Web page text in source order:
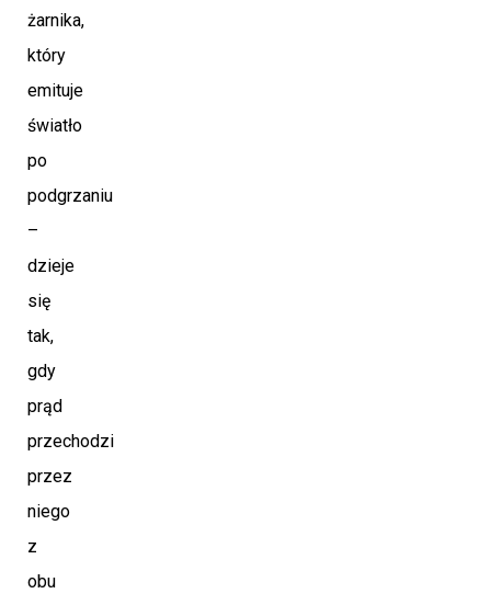
żarnika,
który
emituje
światło
po
podgrzaniu
–
dzieje
się
tak,
gdy
prąd
przechodzi
przez
niego
z
obu